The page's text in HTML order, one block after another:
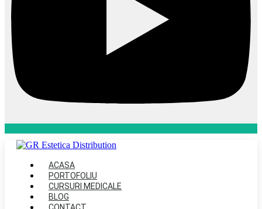
ACASA
PORTOFOLIU
CURSURI MEDICALE
BLOG